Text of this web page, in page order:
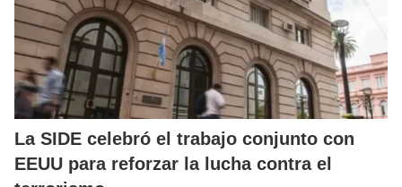
La SIDE celebró el trabajo conjunto con
EEUU para reforzar la lucha contra el